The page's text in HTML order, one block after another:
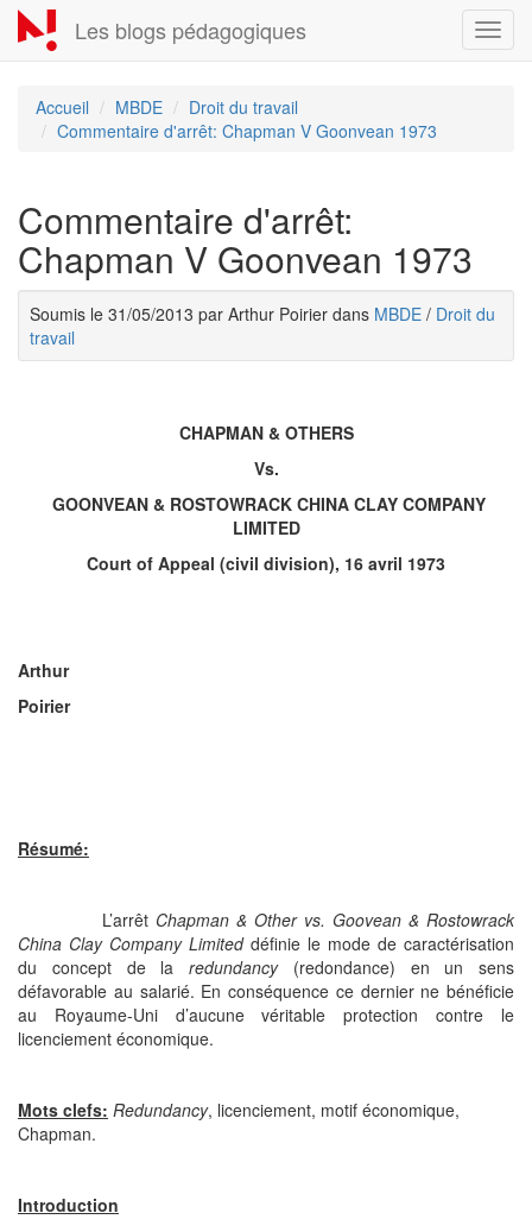
Aller
au
contenu
Les blogs pédagogiques
Accueil MBDE
Droit du travail
Commentaire d'arrêt: Chapman V Goonvean 1973
Commentaire d'arrêt:
Chapman V Goonvean 1973
Soumis le 31/05/2013 par Arthur Poirier dans MBDE / Droit du
travail
CHAPMAN & OTHERS
Vs.
GOONVEAN & ROSTOWRACK CHINA CLAY COMPANY
LIMITED
Court of Appeal (civil division), 16 avril 1973
Arthur
Poirier
Résumé:
L’arrêt Chapman & Other vs. Goovean & Rostowrack
China Clay Company Limiteddéfinie le mode de caractérisation
du concept de la redundancy(redondance) en un sens
défavorable au salarié. En conséquence ce dernier ne bénéficie
au Royaume-Uni d’aucune véritable protection contre le
licenciement économique.
Mots clefs: Redundancy, licenciement, motif économique,
Chapman.
Introduction